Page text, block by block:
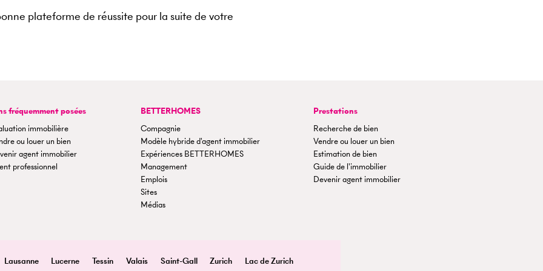
plateforme de réussite pour la suite de votre
fréquemment posées
immobilière
ou louer un bien
agent immobilier
professionnel
BETTERHOMES
Compagnie
Modèle hybride d'agent immobilier
Expériences BETTERHOMES
Management
Emplois
Sites
Médias
Prestations
Recherche de bien
Vendre ou louer un bien
Estimation de bien
Guide de l'immobilier
Devenir agent immobilier
Lausanne Lucerne Tessin Valais Saint-Gall Zurich Lac de Zurich